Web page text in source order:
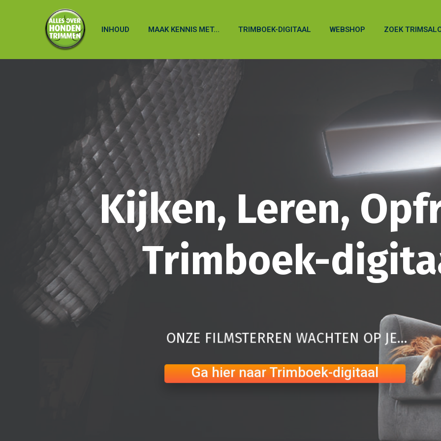
INHOUD MAAK KENNIS MET… TRIMBOEK-DIGITAAL WEBSHOP ZOEK
Ga hier naar Trimboek-digitaal
Kijken, Leren,
Trimboek-
ONZE FILMSTERREN WACHTEN OP JE…